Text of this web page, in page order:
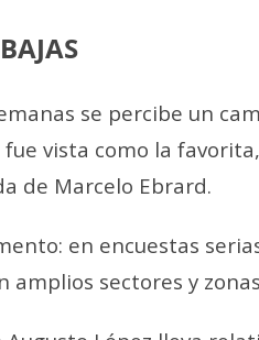
se percibe un
vista como la
de Marcelo Ebrard.
en encuestas
amplios sectores y